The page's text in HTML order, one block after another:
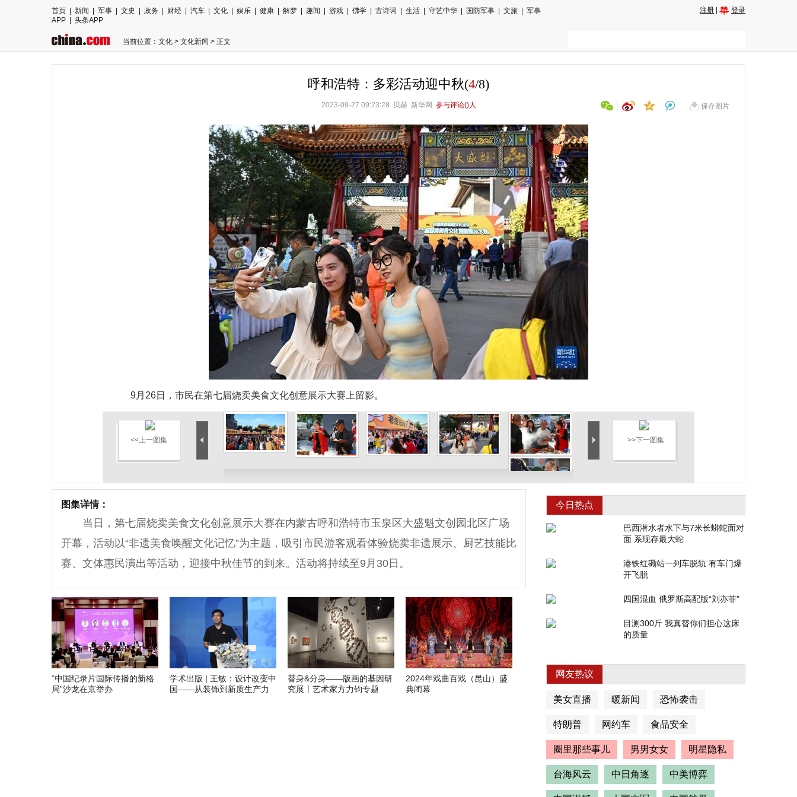
首页 新闻 军事 文史 政务 财经 汽车 文化 娱乐 健康 解梦 趣闻 游戏 佛学 古诗词 生活 守艺中华 国防军事 文旅
军事
APP
头条APP
注册 登录
当前位置： 文化 > 文化新闻 > 正文
呼和浩特：多彩活动迎中秋(4/8)
保存图片
2023-09-27 09:23:28 贝赫 新华网 参与评论()人
9月26日，市民在第七届烧卖美食文化创意展示大赛上留影。
<<上一图集 >>下一图集
图集详情：
当日，第七届烧卖美食文化创意展示大赛在内蒙古呼和浩特市玉泉区大盛魁文创园北区广场
开幕，活动以“非遗美食唤醒文化记忆”为主题，吸引市民游客观看体验烧卖非遗展示、厨艺技能比
赛、文体惠民演出等活动，迎接中秋佳节的到来。活动将持续至9月30日。
“中国纪录片国际传播的新格
局”沙龙在京举办
学术出版 | 王敏：设计改变中
国——从装饰到新质生产力
替身&分身——版画的基因研
究展丨艺术家方力钧专题
2024年戏曲百戏（昆山）盛
典闭幕
今日热点
巴西潜水者水下与7米长蟒蛇面对
面 系现存最大蛇
港铁红磡站一列车脱轨 有车门爆
开飞脱
四国混血 俄罗斯高配版“刘亦菲”
目测300斤 我真替你们担心这床
的质量
网友热议
美女直播 暖新闻 恐怖袭击
特朗普 网约车 食品安全
圈里那些事儿 男男女女 明星隐私
台海风云 中日角逐 中美博弈